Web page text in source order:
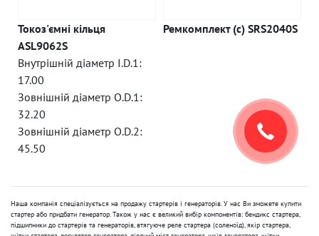
Токоз'ємні кільця
ASL9062S
Внутрішній діаметр I.D.1:
17.00
Зовнішній діаметр O.D.1:
32.20
Зовнішній діаметр O.D.2:
45.50
Ремкомплект (c) SRS2040S
Наша компанія спеціалізується на продажу стартерів і генераторів. У нас Ви зможете купити
стартер або придбати генератор. Також у нас є великий вибір компонентів: бендикс стартера,
підшипники до стартерів та генераторів, втягуюче реле стартера (соленоїд), якір стартера,